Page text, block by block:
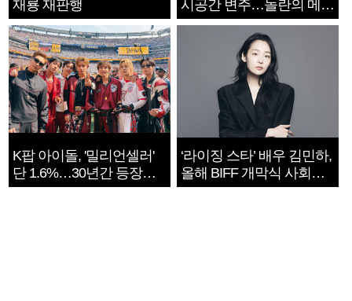
재룡 재판행
시공간 변주…놀란의 메시
지는 ‘전쟁 속죄’
K팝 아이돌, '밀리언셀러'
단 1.6%…30년간 등장
1182개팀 전수조사
‘라이징 스타’ 배우 김민하,
올해 BIFF 개막식 사회자
확정